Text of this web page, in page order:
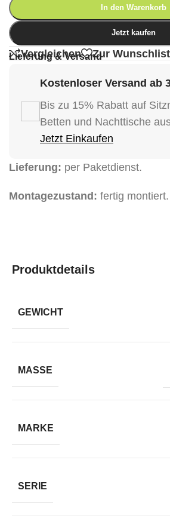
In den Warenkorb
Jetzt kaufen
Vergleichen Zur
Lieferung & Versand
Kostenloser Versand ab
Bis zu 15% Rabatt auf
Betten und Nachttische
Jetzt Einkaufen
Lieferung: per Paketdienst.
Montagezustand: fertig montiert.
Produktdetails
GEWICHT
MASSE
MARKE
SERIE